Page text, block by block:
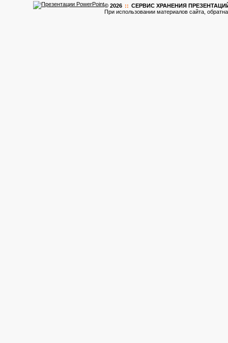
© 2026 :: CЕРВИС ХРАНЕНИЯ ПРЕЗЕНТАЦИЙ
При использовании материалов сайта,